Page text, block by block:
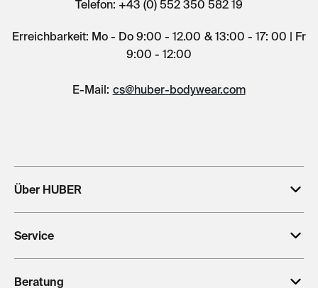
Telefon: +43 (0) 552 350 582 19
Erreichbarkeit: Mo - Do 9:00 - 12.00 & 13:00 - 17: 00 | Fr
9:00 - 12:00
E-Mail: cs@huber-bodywear.com
Über HUBER
Service
Beratung